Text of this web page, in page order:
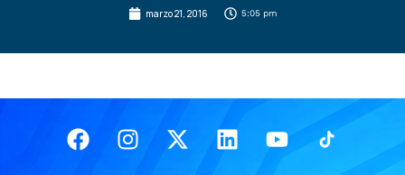
marzo 21, 2016 5:05 pm
FacebookInstagram
X-
twitter
LinkedinYoutube